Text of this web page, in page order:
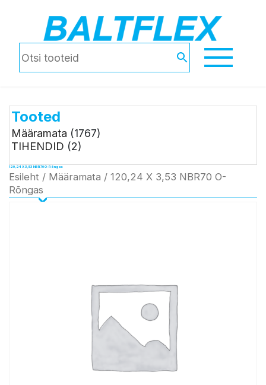
Tooted
Määramata (1767)
TIHENDID (2)
120,24 X 3,53 NBR70 O-Rõngas
Esileht / Määramata / 120,24 X 3,53 NBR70 O-
Rõngas